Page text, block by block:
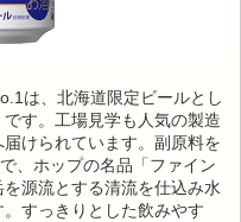
は、北海道限定ビールとし
す。工場見学も人気の製造
けられています。副原料を
、ホップの名品「ファイン
源流とする清流を仕込み水
すっきりとした飲みやす